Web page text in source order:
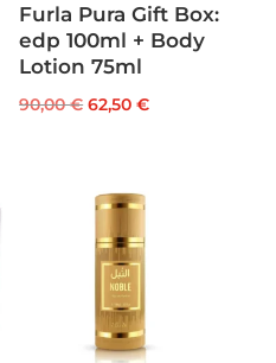
Furla Pura Gift Box:
edp 100ml + Body
Lotion 75ml
90,00€ Il
era:
62,50€Il